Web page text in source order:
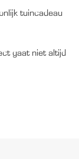
tuincadeau
gaat niet altijd